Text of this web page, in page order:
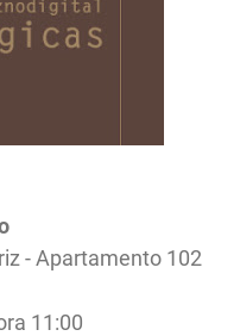
- Apartamento 102
11:00